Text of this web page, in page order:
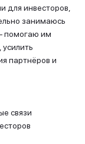
для инвесторов,
занимаюсь
помогаю им
партнёров и
связи